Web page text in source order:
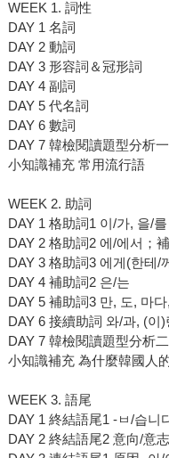
WEEK 1. 詞性
DAY 1 名詞
DAY 2 動詞
DAY 3 形容詞＆冠形詞
DAY 4 副詞
DAY 5 代名詞
DAY 6 數詞
DAY 7 韓檢閱讀題型分析
小知識補充 常用流行語
WEEK 2. 助詞
DAY 1 格助詞1 이/가, 을/를
DAY 2 格助詞2 에/에서；
DAY 3 格助詞3 에게(한테/
DAY 4 補助詞2 은/는
DAY 5 補助詞3 만, 도, 마
DAY 6 接續助詞 와/과, (이
DAY 7 韓檢閱讀題型分析
小知識補充 為什麼韓國人
WEEK 3. 語尾
DAY 1 終結語尾1 -ㅂ/습니
DAY 2 終結語尾2 意向/意